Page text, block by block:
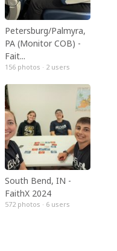
Petersburg/Palmyra,
PA (Monitor COB) -
Fait...
156 photos · 2 users
South Bend, IN -
FaithX 2024
572 photos · 6 users